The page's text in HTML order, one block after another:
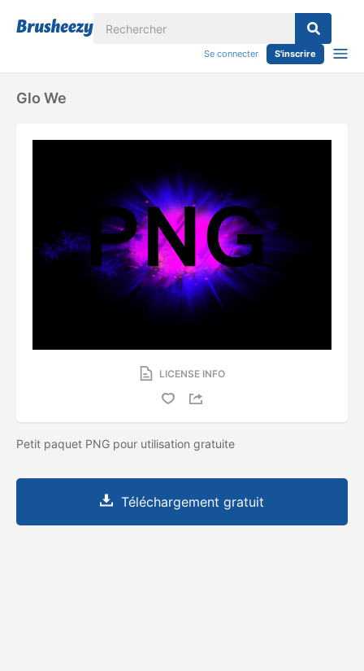
Se connecter S'inscrire
Glo We
LICENSE INFO
Petit paquet PNG pour utilisation gratuite
Téléchargement gratuit